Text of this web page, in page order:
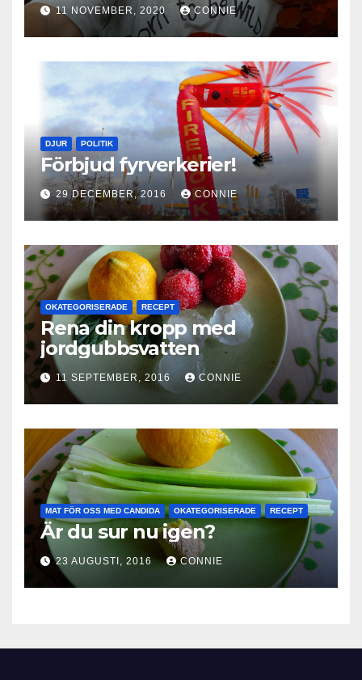
11 NOVEMBER, 2020 CONNIE
DJUR POLITIK
Förbjud fyrverkerier!
29 DECEMBER, 2016 CONNIE
OKATEGORISERADE RECEPT
Rena din kropp med
jordgubbsvatten
11 SEPTEMBER, 2016 CONNIE
MAT FÖR OSS MED CANDIDA OKATEGORISERADE RECEPT
Är du sur nu igen?
23 AUGUSTI, 2016 CONNIE